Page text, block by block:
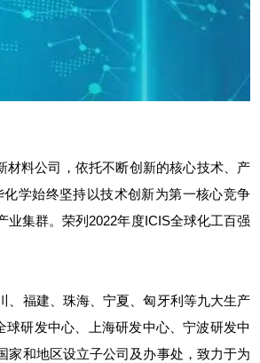
材料公司，依托不断创新的核心技术、产
学始终坚持以技术创新为第一核心竞争
业集群。荣列 2022年度ICIS全球化工百强
、福建、珠海、宁夏、匈牙利等九大生产
研发中心、上海研发中心、宁波研发中
家和地区设立子公司及办事处，致力于为